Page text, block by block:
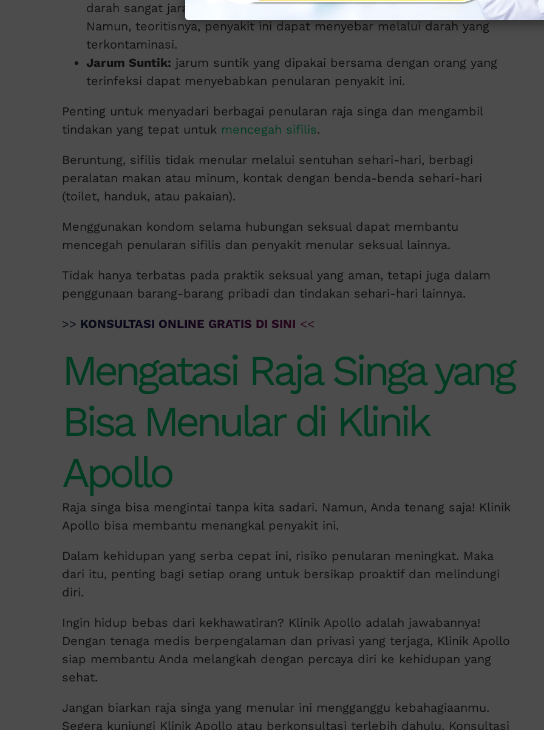
darah sangat jarang karena pengujian yang ketat pada darah donor.
Namun, teoritisnya, penyakit ini dapat menyebar melalui darah yang
terkontaminasi.
Jarum Suntik: jarum suntik yang dipakai bersama dengan orang yang
terinfeksi dapat menyebabkan penularan penyakit ini.
Penting untuk menyadari berbagai penularan raja singa dan mengambil
tindakan yang tepat untuk mencegah sifilis.
Beruntung, sifilis tidak menular melalui sentuhan sehari-hari, berbagi
peralatan makan atau minum, kontak dengan benda-benda sehari-hari
(toilet, handuk, atau pakaian).
Menggunakan kondom selama hubungan seksual dapat membantu
mencegah penularan sifilis dan penyakit menular seksual lainnya.
Tidak hanya terbatas pada praktik seksual yang aman, tetapi juga dalam
penggunaan barang-barang pribadi dan tindakan sehari-hari lainnya.
>> KONSULTASI ONLINE GRATIS DI SINI <<
Mengatasi Raja Singa yang
Bisa Menular di Klinik
Apollo
Raja singa bisa mengintai tanpa kita sadari. Namun, Anda tenang saja! Klinik
Apollo bisa membantu menangkal penyakit ini.
Dalam kehidupan yang serba cepat ini, risiko penularan meningkat. Maka
dari itu, penting bagi setiap orang untuk bersikap proaktif dan melindungi
diri.
Ingin hidup bebas dari kekhawatiran? Klinik Apollo adalah jawabannya!
Dengan tenaga medis berpengalaman dan privasi yang terjaga, Klinik Apollo
siap membantu Anda melangkah dengan percaya diri ke kehidupan yang
sehat.
Jangan biarkan raja singa yang menular ini mengganggu kebahagiaanmu.
Segera kunjungi Klinik Apollo atau berkonsultasi terlebih dahulu. Konsultasi